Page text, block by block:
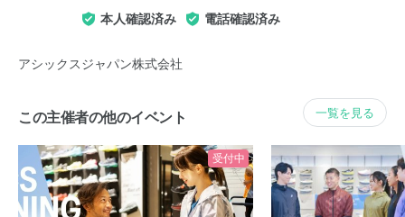
本人確認済み 電話確認済み
アシックスジャパン株式会社
この主催者の他のイベント 一覧を見る
受付中